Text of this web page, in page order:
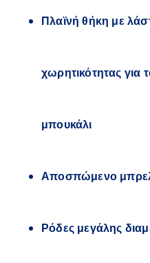
Πλαϊνή θήκη με
χωρητικότητας για
μπουκάλι
Αποσπώμενο
Ρόδες μεγάλης